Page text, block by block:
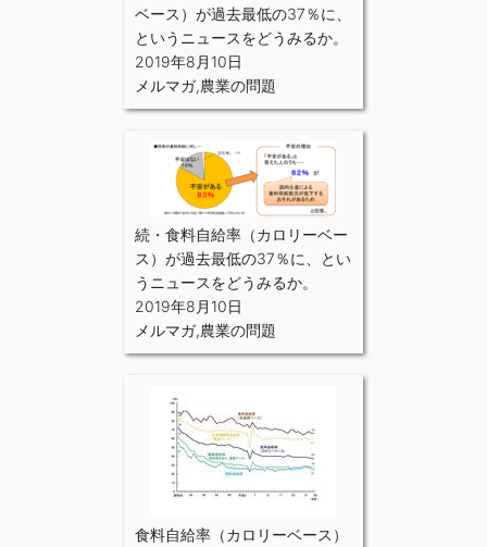
ベース）が過去最低の37％に、
というニュースをどうみるか。
2019年8月10日
メルマガ,農業の問題
続・食料自給率（カロリーベー
ス）が過去最低の37％に、とい
うニュースをどうみるか。
2019年8月10日
メルマガ,農業の問題
食料自給率（カロリーベース）